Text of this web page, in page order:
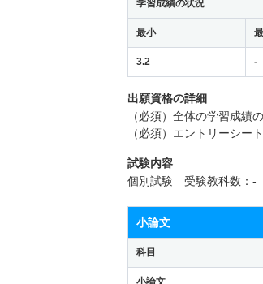
学習成績の状況
最小
3.2 -
出願資格の詳細
（必須）全体の学習成績
（必須）エントリーシート
試験内容
個別試験 受験教科数：-
小論文
科目
小論文